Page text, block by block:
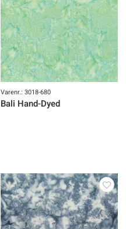
Varenr.: 3018-680
Bali Hand-Dyed